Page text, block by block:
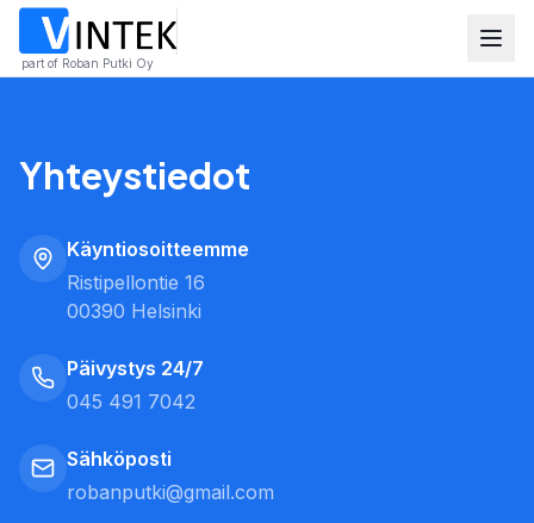
part of Roban Putki Oy
Yhteystiedot
Käyntiosoitteemme
Ristipellontie 16
00390 Helsinki
Päivystys 24/7
045 491 7042
Sähköposti
robanputki@gmail.com